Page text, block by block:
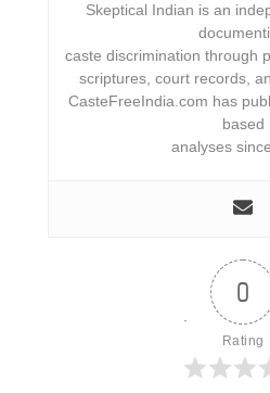
Skeptical Indian is an
caste discrimination through
scriptures, court records,
CasteFreeIndia.com has
based
analyses
0
Rating